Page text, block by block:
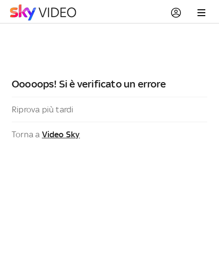
Ooooops! Si è verificato un errore
Riprova più tardi
Torna a Video Sky